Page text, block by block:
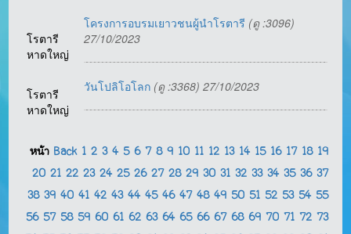
โรตารี
หาดใหญ่
โครงการอบรมเยาวชนผู้นำโรตารี (ดู :3096)
27/10/2023
โรตารี
หาดใหญ่
วันโปลิโอโลก (ดู :3368) 27/10/2023
หน้า Back 1 2 3 4 5 6 7 8 9 10 11 12 13 14 15 16 17 18 19
20 21 22 23 24 25 26 27 28 29 30 31 32 33 34 35 36 37
38 39 40 41 42 43 44 45 46 47 48 49 50 51 52 53 54 55
56 57 58 59 60 61 62 63 64 65 66 67 68 69 70 71 72 73